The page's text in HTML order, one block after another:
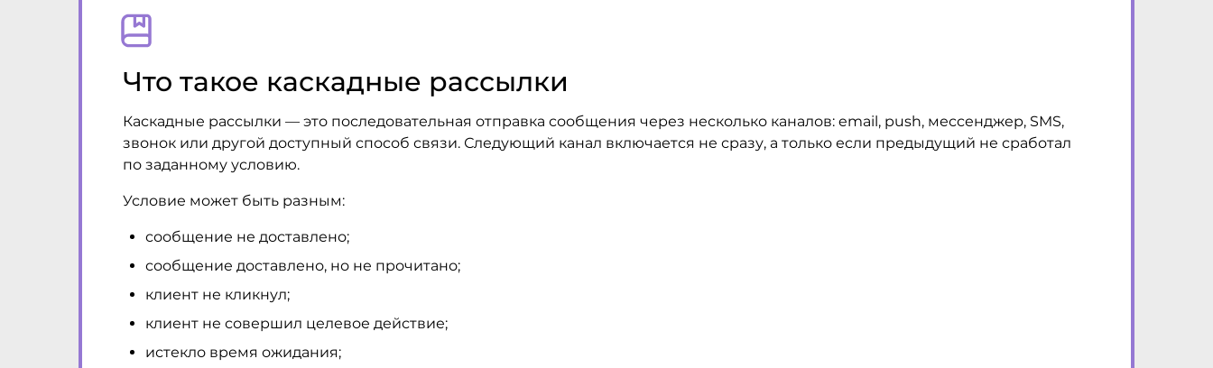
Что такое каскадные рассылки
Каскадные рассылки — это последовательная отправка сообщения через несколько каналов: email, push, мессенджер, SMS,
звонок или другой доступный способ связи. Следующий канал включается не сразу, а только если предыдущий не сработал
по заданному условию.
Условие может быть разным:
сообщение не доставлено;
сообщение доставлено, но не прочитано;
клиент не кликнул;
клиент не совершил целевое действие;
истекло время ожидания;